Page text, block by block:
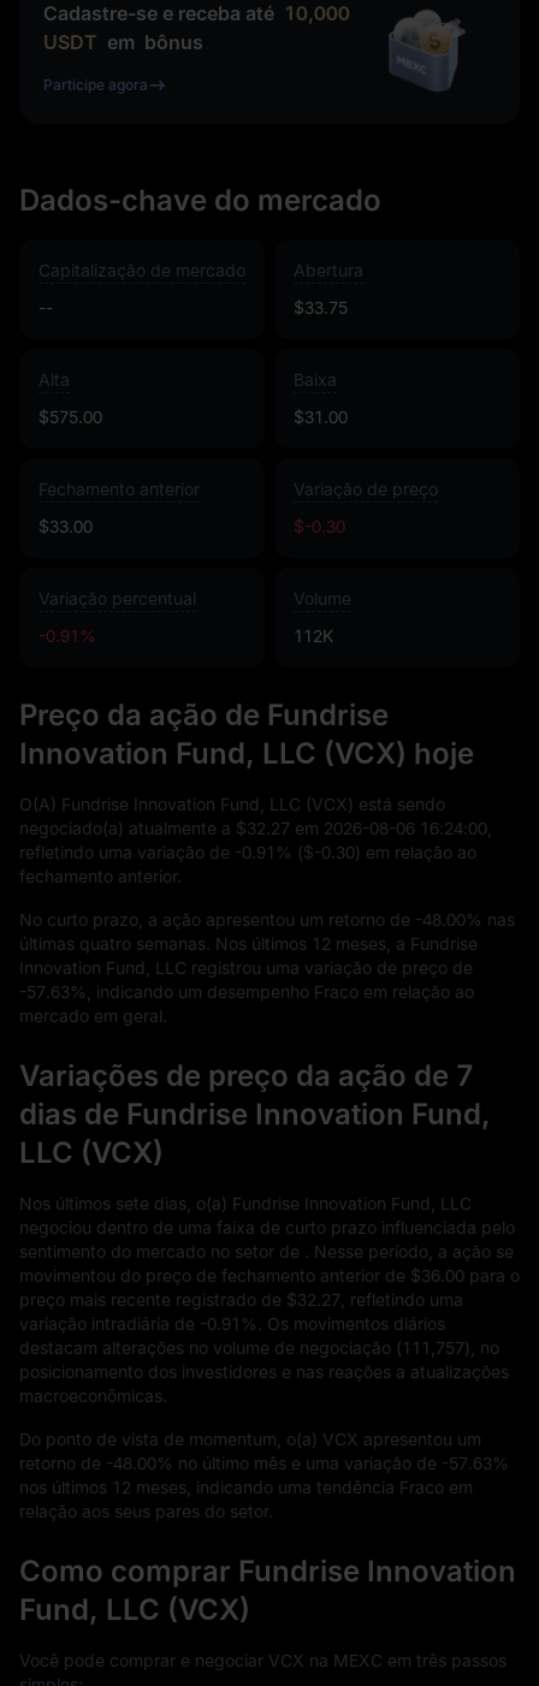
Cadastre-se e receba até 10,000
USDT em bônus
Participe agora
Dados-chave do mercado
Capitalização de mercado
--
Abertura
$33.75
Alta
$575.00
Baixa
$31.00
Fechamento anterior
$33.00
Variação de preço
$-0.30
Variação percentual
-0.91%
Volume
112K
Preço da ação de Fundrise
Innovation Fund, LLC (VCX) hoje
O(A) Fundrise Innovation Fund, LLC (VCX) está sendo
negociado(a) atualmente a $32.27 em 2026-08-06 16:24:00
refletindo uma variação de -0.91% ($-0.30) em relação ao
fechamento anterior.
No curto prazo, a ação apresentou um retorno de -48.00% nas
últimas quatro semanas. Nos últimos 12 meses, a Fundrise
Innovation Fund, LLC registrou uma variação de preço de
-57.63%
, indicando um desempenho Fraco em relação ao
mercado em geral.
Variações de preço da ação de 7
dias de Fundrise Innovation Fund,
LLC (VCX)
Nos últimos sete dias, o(a) Fundrise Innovation Fund, LLC
negociou dentro de uma faixa de curto prazo influenciada pelo
sentimento do mercado no setor de . Nesse período, a ação se
movimentou do preço de fechamento anterior de $36.00 para o
preço mais recente registrado de $32.27 , refletindo uma
variação intradiária de -0.91%
. Os movimentos diários
destacam alterações no volume de negociação (111,757), no
posicionamento dos investidores e nas reações a atualizações
macroeconômicas.
Do ponto de vista de momentum, o(a) VCX apresentou um
retorno de -48.00% no último mês e uma variação de -57.63%
nos últimos 12 meses, indicando uma tendência Fraco em
relação aos seus pares do setor.
Como comprar Fundrise Innovation
Fund, LLC (VCX)
Você pode comprar e negociar VCX na MEXC em três passos